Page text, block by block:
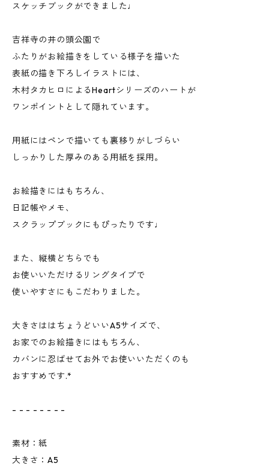
スケッチブックができました♩
吉祥寺の井の頭公園で
ふたりがお絵描きをしている様子を描いた
表紙の描き下ろしイラストには、
木村タカヒロによるHeartシリーズのハートが
ワンポイントとして隠れています。
用紙にはペンで描いても裏移りがしづらい
しっかりした厚みのある用紙を採用。
お絵描きにはもちろん、
日記帳やメモ、
スクラップブックにもぴったりです♩
また、縦横どちらでも
お使いいただけるリングタイプで
使いやすさにもこだわりました。
大きさははちょうどいいA5サイズで、
お家でのお絵描きにはもちろん、
カバンに忍ばせてお外でお使いいただくのも
おすすめです.*
- - - - - - - -
素材：紙
大きさ：A5